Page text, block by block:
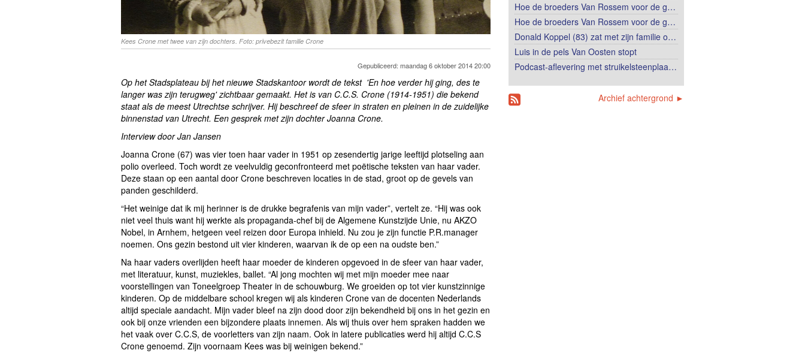
Kees Crone met twee van zijn dochters. Foto: privebezit familie Crone
Gepubliceerd: maandag 6 oktober 2014 20:00
Op het Stadsplateau bij het nieuwe Stadskantoor wordt de tekst 'En hoe verder hij ging, des te
langer was zijn terugweg' zichtbaar gemaakt. Het is van C.C.S. Crone (1914-1951) die bekend
staat als de meest Utrechtse schrijver. Hij beschreef de sfeer in straten en pleinen in de zuidelijke
binnenstad van Utrecht. Een gesprek met zijn dochter Joanna Crone.
Interview door Jan Jansen
Joanna Crone (67) was vier toen haar vader in 1951 op zesendertig jarige leeftijd plotseling aan
polio overleed. Toch wordt ze veelvuldig geconfronteerd met poëtische teksten van haar vader.
Deze staan op een aantal door Crone beschreven locaties in de stad, groot op de gevels van
panden geschilderd.
“Het weinige dat ik mij herinner is de drukke begrafenis van mijn vader”, vertelt ze. “Hij was ook
niet veel thuis want hij werkte als propaganda-chef bij de Algemene Kunstzijde Unie, nu AKZO
Nobel, in Arnhem, hetgeen veel reizen door Europa inhield. Nu zou je zijn functie P.R.manager
noemen. Ons gezin bestond uit vier kinderen, waarvan ik de op een na oudste ben.”
Na haar vaders overlijden heeft haar moeder de kinderen opgevoed in de sfeer van haar vader,
met literatuur, kunst, muziekles, ballet. “Al jong mochten wij met mijn moeder mee naar
voorstellingen van Toneelgroep Theater in de schouwburg. We groeiden op tot vier kunstzinnige
kinderen. Op de middelbare school kregen wij als kinderen Crone van de docenten Nederlands
altijd speciale aandacht. Mijn vader bleef na zijn dood door zijn bekendheid bij ons in het gezin en
ook bij onze vrienden een bijzondere plaats innemen. Als wij thuis over hem spraken hadden we
het vaak over C.C.S, de voorletters van zijn naam. Ook in latere publicaties werd hij altijd C.C.S
Crone genoemd. Zijn voornaam Kees was bij weinigen bekend.”
Hoe de broeders Van Rossem voor de g…
Hoe de broeders Van Rossem voor de g…
Donald Koppel (83) zat met zijn familie o…
Luis in de pels Van Oosten stopt
Podcast-aflevering met struikelsteenplaa…
Archief achtergrond ►